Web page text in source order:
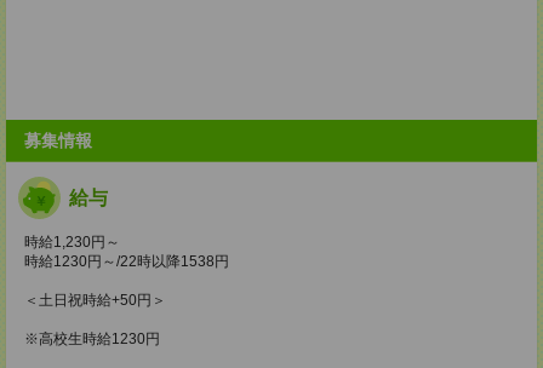
募集情報
給与
時給1,230円～
時給1230円～/22時以降1538円
＜土日祝時給+50円＞
※高校生時給1230円